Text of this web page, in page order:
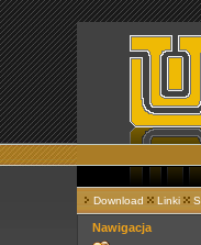
Download Linki
Nawigacja